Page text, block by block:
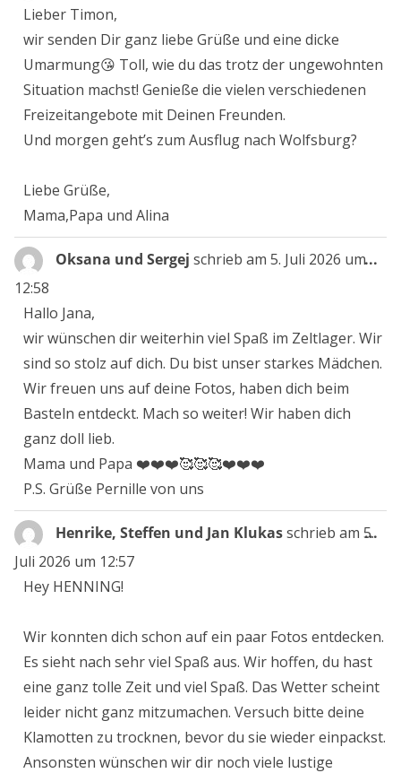
Lieber Timon,
wir senden Dir ganz liebe Grüße und eine dicke
Umarmung😘 Toll, wie du das trotz der ungewohnten
Situation machst! Genieße die vielen verschiedenen
Freizeitangebote mit Deinen Freunden.
Und morgen geht’s zum Ausflug nach Wolfsburg?
Liebe Grüße,
Mama,Papa und Alina
Oksana und Sergej schrieb am 5. Juli 2026 um
12:58
Hallo Jana,
wir wünschen dir weiterhin viel Spaß im Zeltlager. Wir
sind so stolz auf dich. Du bist unser starkes Mädchen.
Wir freuen uns auf deine Fotos, haben dich beim
Basteln entdeckt. Mach so weiter! Wir haben dich
ganz doll lieb.
Mama und Papa ❤️❤️❤️🥰🥰🥰❤️❤️❤️
P.S. Grüße Pernille von uns
...
Henrike, Steffen und Jan Klukasschrieb am 5.
Juli 2026 um 12:57
Hey HENNING!
Wir konnten dich schon auf ein paar Fotos entdecken.
Es sieht nach sehr viel Spaß aus. Wir hoffen, du hast
eine ganz tolle Zeit und viel Spaß. Das Wetter scheint
leider nicht ganz mitzumachen. Versuch bitte deine
Klamotten zu trocknen, bevor du sie wieder einpackst.
Ansonsten wünschen wir dir noch viele lustige
...